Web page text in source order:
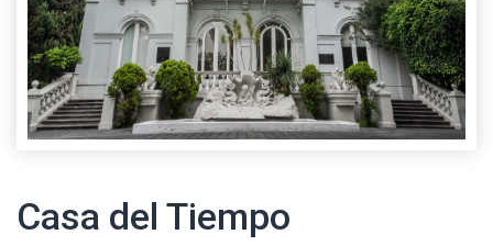
Casa del Tiempo